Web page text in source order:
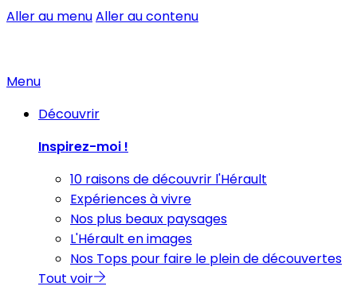
Aller au menuAller au contenu
Menu
Découvrir
Inspirez-moi !
10 raisons de découvrir l'Hérault
Expériences à vivre
Nos plus beaux paysages
L'Hérault en images
Nos Tops pour faire le plein de découvertes
Tout voir